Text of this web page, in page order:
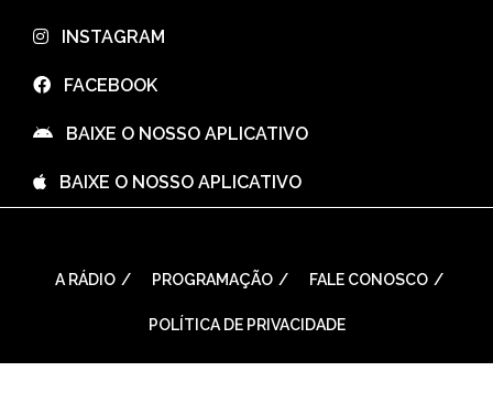
⠀INSTAGRAM
⠀FACEBOOK
⠀BAIXE O NOSSO APLICATIVO
⠀BAIXE O NOSSO APLICATIVO
A RÁDIO PROGRAMAÇÃO FALE CONOSCO
POLÍTICA DE PRIVACIDADE